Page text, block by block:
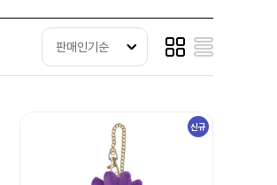
판매인기순
신규